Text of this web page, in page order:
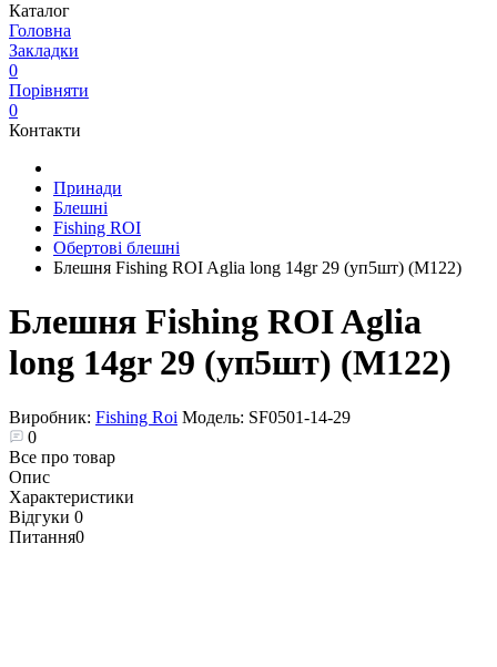
Каталог
Головна
Закладки
0
Порівняти
0
Контакти
Принади
Блешні
Fishing ROI
Обертові блешні
Блешня Fishing ROI Aglia long 14gr 29 (уп5шт) (M122)
Блешня Fishing ROI Aglia
long 14gr 29 (уп5шт) (M122)
Виробник: Fishing Roi Модель: SF0501-14-29
0
Все про товар
Опис
Характеристики
Відгуки 0
Питання0